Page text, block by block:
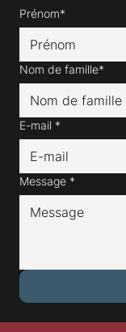
Prénom*
Nom de famille*
E-mail *
Message *